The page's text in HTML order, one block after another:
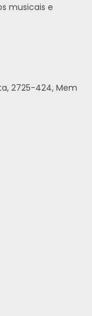
musicais e
2725-424, Mem